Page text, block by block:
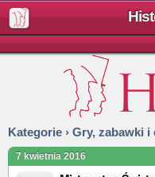
Kategorie › Gry, zabawki
7 kwietnia 2016